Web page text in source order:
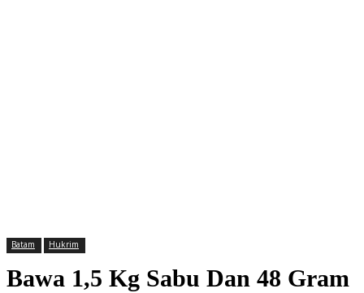
Batam Hukrim
Bawa 1,5 Kg Sabu Dan 48 Gram